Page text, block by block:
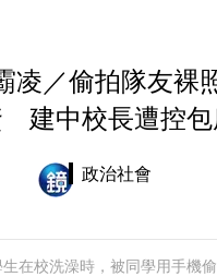
凌／偷拍隊友裸
建中校長遭控包
政治社會
在校洗澡時，被同學用手機